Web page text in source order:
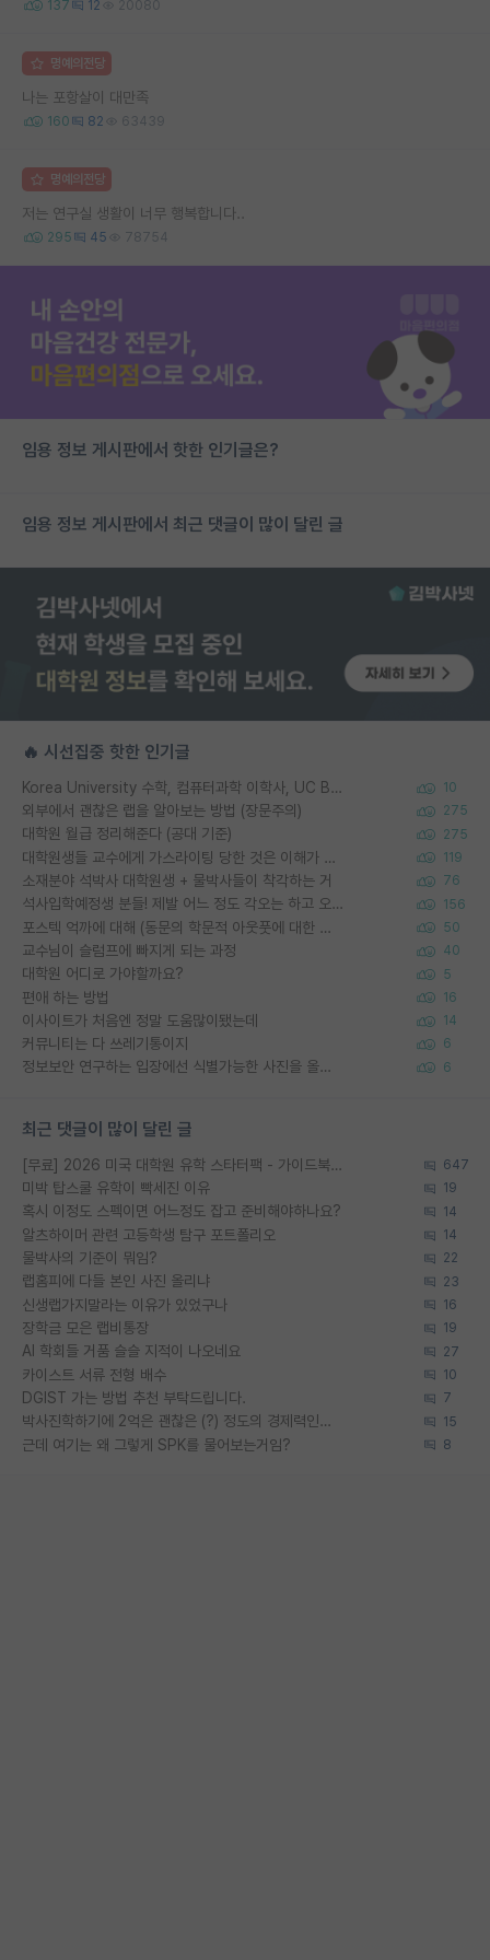
137 12 20080
명예의전당
나는 포항살이 대만족
160 82 63439
명예의전당
저는 연구실 생활이 너무 행복합니다..
295 45 78754
임용 정보 게시판에서 핫한 인기글은?
임용 정보 게시판에서 최근 댓글이 많이 달린 글
🔥 시선집중 핫한 인기글
Korea University 수학, 컴퓨터과학 이학사, UC Berkeley 산업공학 대학원 공학박사가 되는 것은 쉽지 않겠죠? 10
외부에서 괜찮은 랩을 알아보는 방법 (장문주의) 275
대학원 월급 정리해준다 (공대 기준) 275
대학원생들 교수에게 가스라이팅 당한 것은 이해가 갑니다. 안타깝네요. 119
소재분야 석박사 대학원생 + 물박사들이 착각하는 거 76
석사입학예정생 분들! 제발 어느 정도 각오는 하고 오세요. 156
포스텍 억까에 대해 (동문의 학문적 아웃풋에 대한 반박) 50
교수님이 슬럼프에 빠지게 되는 과정 40
대학원 어디로 가야할까요? 5
편애 하는 방법 16
이사이트가 처음엔 정말 도움많이됐는데 14
커뮤니티는 다 쓰레기통이지 6
정보보안 연구하는 입장에선 식별가능한 사진을 올리는건 비추이긴함 6
최근 댓글이 많이 달린 글
[무료] 2026 미국 대학원 유학 스타터팩 - 가이드북 & 합격자 컨택메일 템플릿 647
미박 탑스쿨 유학이 빡세진 이유 19
혹시 이정도 스펙이면 어느정도 잡고 준비해야하나요? 14
알츠하이머 관련 고등학생 탐구 포트폴리오 14
물박사의 기준이 뭐임? 22
랩홈피에 다들 본인 사진 올리냐 23
신생랩가지말라는 이유가 있었구나 16
장학금 모은 랩비통장 19
AI 학회들 거품 슬슬 지적이 나오네요 27
카이스트 서류 전형 배수 10
DGIST 가는 방법 추천 부탁드립니다. 7
박사진학하기에 2억은 괜찮은 (?) 정도의 경제력인가요 15
근데 여기는 왜 그렇게 SPK를 물어보는거임? 8